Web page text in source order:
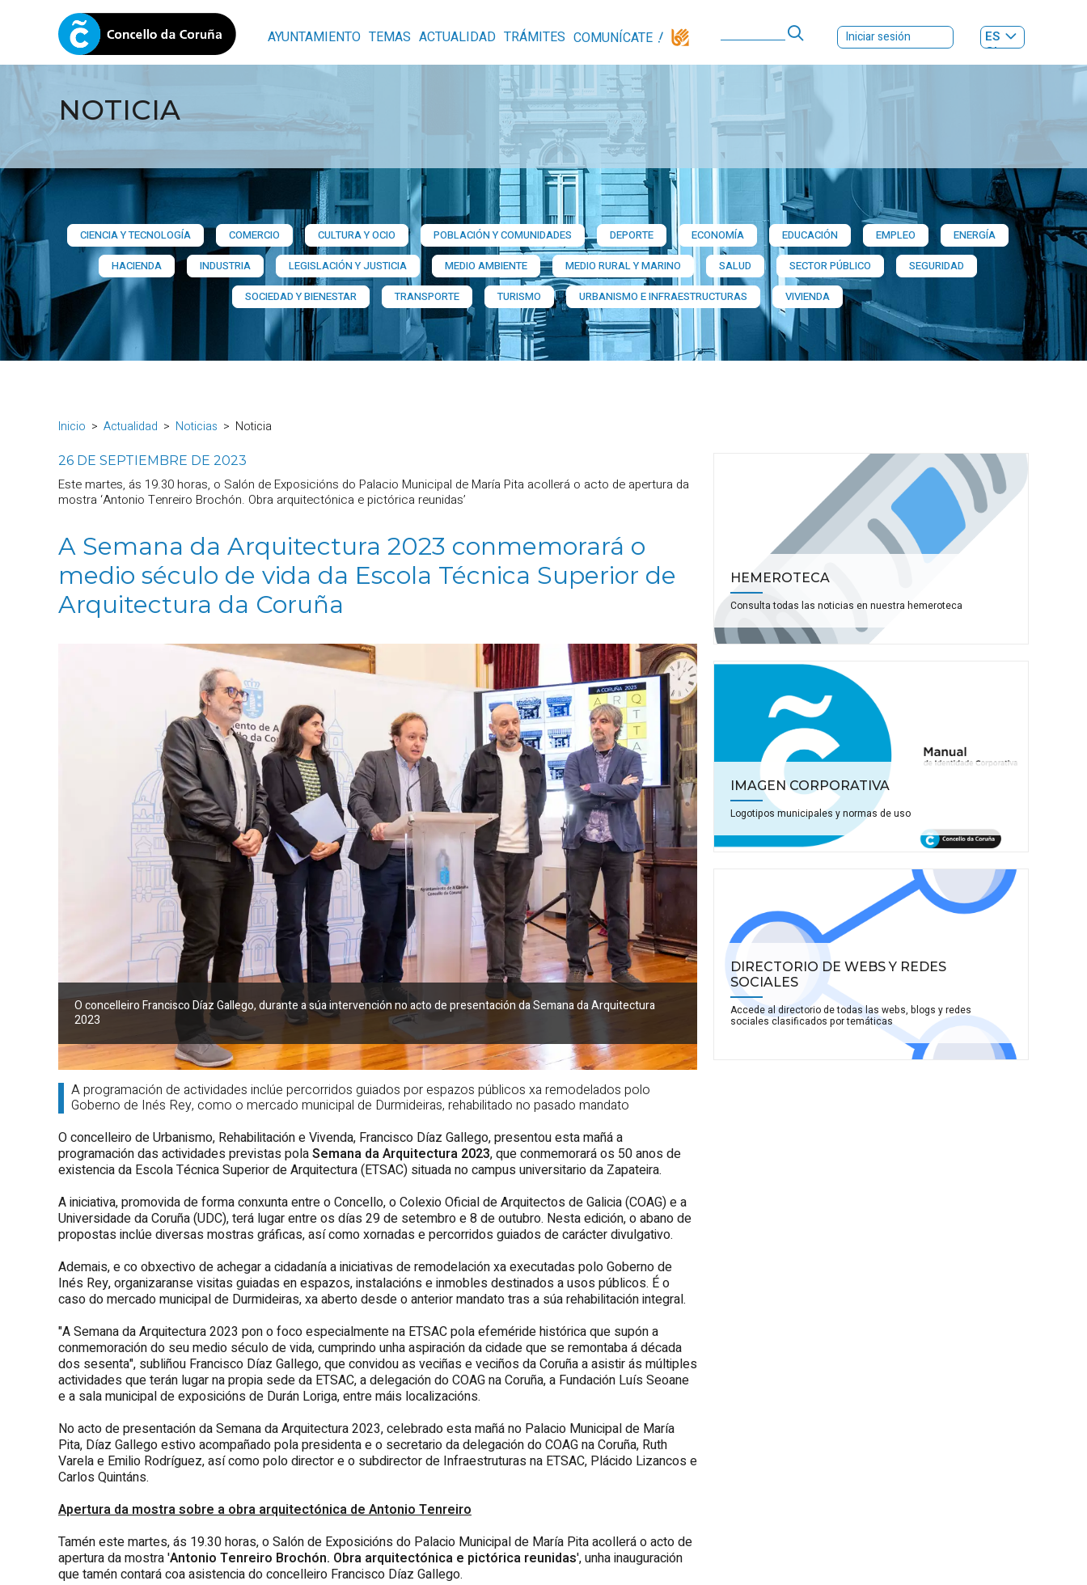
AYUNTAMIENTO TEMAS ACTUALIDAD TRÁMITES COMUNÍCATE Iniciar sesión
ES
GL
NOTICIA
CIENCIA Y TECNOLOGÍA COMERCIO CULTURA Y OCIO POBLACIÓN Y COMUNIDADES DEPORTE ECONOMÍA EDUCACIÓN EMPLEO
ENERGÍA
HACIENDA
INDUSTRIA LEGISLACIÓN Y JUSTICIA MEDIO AMBIENTE MEDIO RURAL Y MARINO SALUD SECTOR PÚBLICO
SEGURIDAD
SOCIEDAD Y BIENESTAR
TRANSPORTE TURISMO URBANISMO E INFRAESTRUCTURAS VIVIENDA
Inicio Actualidad Noticias Noticia
26 DE SEPTIEMBRE DE 2023
Este martes, ás 19.30 horas, o Salón de Exposicións do Palacio Municipal de María Pita acollerá o acto de apertura da
mostra ‘Antonio Tenreiro Brochón. Obra arquitectónica e pictórica reunidas’
A Semana da Arquitectura 2023 conmemorará o
medio século de vida da Escola Técnica Superior de
Arquitectura da Coruña
O concelleiro Francisco Díaz Gallego, durante a súa intervención no acto de presentación da Semana da Arquitectura
2023
A programación de actividades inclúe percorridos guiados por espazos públicos xa remodelados polo
Goberno de Inés Rey, como o mercado municipal de Durmideiras, rehabilitado no pasado mandato
O concelleiro de Urbanismo, Rehabilitación e Vivenda, Francisco Díaz Gallego, presentou esta mañá a
programación das actividades previstas polaSemana da Arquitectura 2023, que conmemorará os 50 anos de
existencia da Escola Técnica Superior de Arquitectura (ETSAC) situada no campus universitario da Zapateira.
A iniciativa, promovida de forma conxunta entre o Concello, o Colexio Oficial de Arquitectos de Galicia (COAG) e a
Universidade da Coruña (UDC), terá lugar entre os días 29 de setembro e 8 de outubro. Nesta edición, o abano de
propostas inclúe diversas mostras gráficas, así como xornadas e percorridos guiados de carácter divulgativo.
Ademais, e co obxectivo de achegar a cidadanía a iniciativas de remodelación xa executadas polo Goberno de
Inés Rey, organizaranse visitas guiadas en espazos, instalacións e inmobles destinados a usos públicos. É o
caso do mercado municipal de Durmideiras, xa aberto desde o anterior mandato tras a súa rehabilitación integral.
"A Semana da Arquitectura 2023 pon o foco especialmente na ETSAC pola efeméride histórica que supón a
conmemoración do seu medio século de vida, cumprindo unha aspiración da cidade que se remontaba á década
dos sesenta", subliñou Francisco Díaz Gallego, que convidou as veciñas e veciños da Coruña a asistir ás múltiples
actividades que terán lugar na propia sede da ETSAC, a delegación do COAG na Coruña, a Fundación Luís Seoane
e a sala municipal de exposicións de Durán Loriga, entre máis localizacións.
No acto de presentación da Semana da Arquitectura 2023, celebrado esta mañá no Palacio Municipal de María
Pita, Díaz Gallego estivo acompañado pola presidenta e o secretario da delegación do COAG na Coruña, Ruth
Varela e Emilio Rodríguez, así como polo director e o subdirector de Infraestruturas na ETSAC, Plácido Lizancos e
Carlos Quintáns.
Apertura da mostra sobre a obra arquitectónica de Antonio Tenreiro
Tamén este martes, ás 19.30 horas, o Salón de Exposicións do Palacio Municipal de María Pita acollerá o acto de
apertura da mostra 'Antonio Tenreiro Brochón. Obra arquitectónica e pictórica reunidas', unha inauguración
que tamén contará coa asistencia do concelleiro Francisco Díaz Gallego.
HEMEROTECA
Consulta todas las noticias en nuestra hemeroteca
IMAGEN CORPORATIVA
Logotipos municipales y normas de uso
DIRECTORIO DE WEBS Y REDES
SOCIALES
Accede al directorio de todas las webs, blogs y redes
sociales clasificados por temáticas